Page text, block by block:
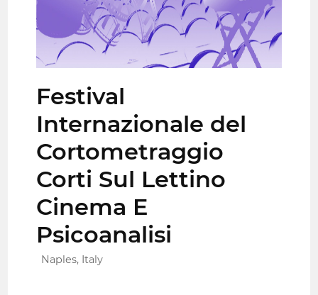
Festival
Internazionale del
Cortometraggio
Corti Sul Lettino
Cinema E
Psicoanalisi
Naples, Italy